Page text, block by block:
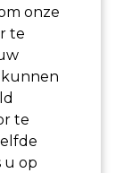
onze
te
kunnen
te
u op